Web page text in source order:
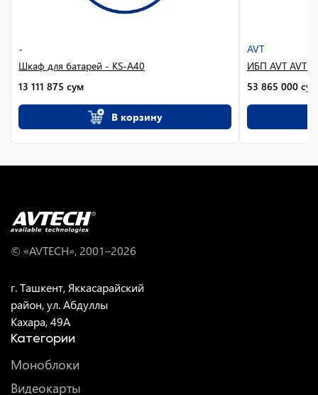
-
Шкаф для батарей - KS-A40
13 111 875 сум
В корзину
AVT
ИБП AVT
53 865 000 сум
© «AVTECH», 2001–2026
г. Ташкент, Яккасарайский
район, ул. Абдуллы
Кахара, 49A
Категории
Моноблоки
Видеокарты